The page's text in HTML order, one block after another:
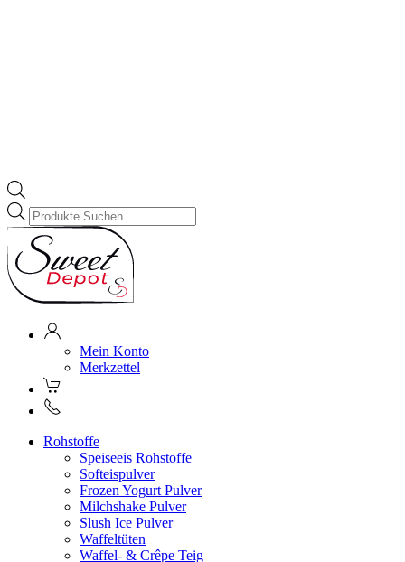
Products
search
Mein Konto
Merkzettel
Rohstoffe
Speiseeis Rohstoffe
Softeispulver
Frozen Yogurt Pulver
Milchshake Pulver
Slush Ice Pulver
Waffeltüten
Waffel- & Crêpe Teig